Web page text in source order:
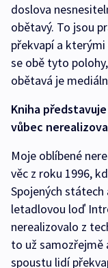
doslova
obětavý. To jsou
překvapí a kterými
se obě tyto
obětavá je
Kniha
vůbec
Moje oblíbené
věc z roku 1996,
Spojených
letadlovou loď
nerealizovalo z
to už samozřejmě
spoustu lidí